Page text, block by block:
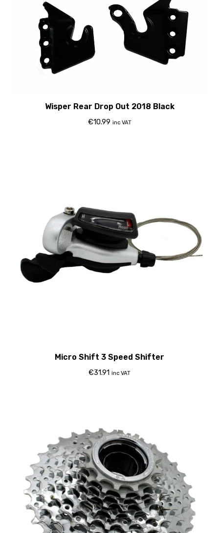
Wisper Rear Drop Out 2018 Black
€10.99 inc VAT
Micro Shift 3 Speed Shifter
€31.91 inc VAT